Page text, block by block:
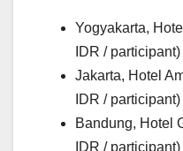
Yogyakarta,
IDR / participant)
Jakarta, Hotel
IDR / participant)
Bandung, Hotel
IDR / participant)